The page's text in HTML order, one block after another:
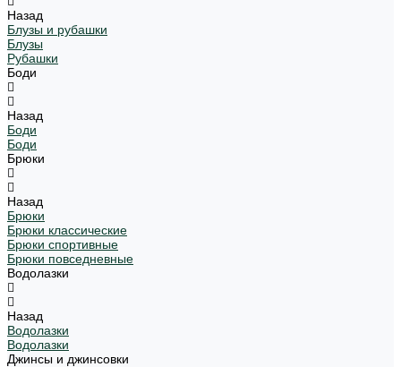
Назад
Блузы и рубашки
Блузы
Рубашки
Боди
Назад
Боди
Боди
Брюки
Назад
Брюки
Брюки классические
Брюки спортивные
Брюки повседневные
Водолазки
Назад
Водолазки
Водолазки
Джинсы и джинсовки